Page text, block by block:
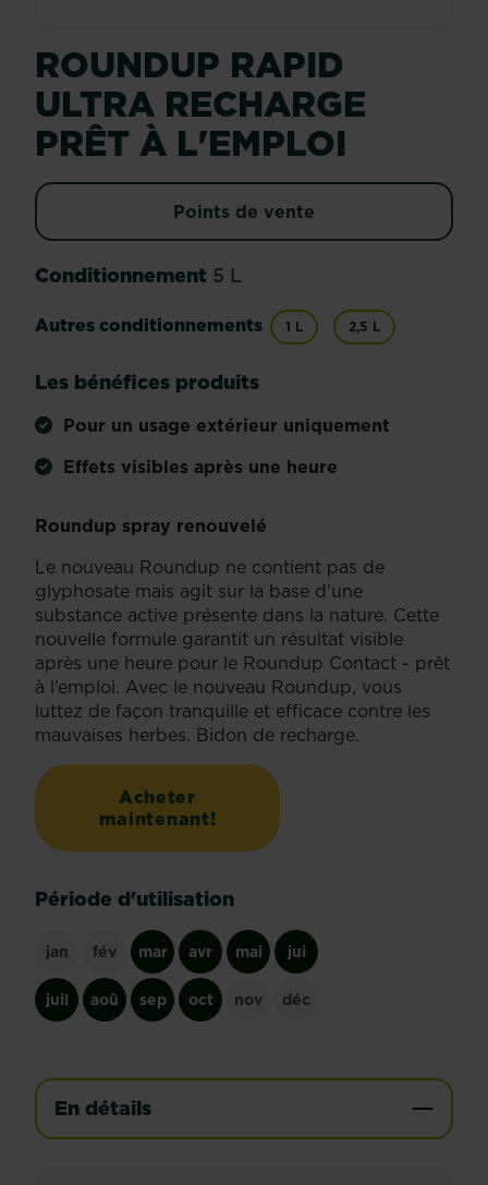
ROUNDUP RAPID
ULTRA RECHARGE
PRÊT À L'EMPLOI
Points de vente
Conditionnement 5 L
Autres conditionnements 1 L 2,5 L
Les bénéfices produits
Pour un usage extérieur uniquement
Effets visibles après une heure
Roundup spray renouvelé
Le nouveau Roundup ne contient pas de
glyphosate mais agit sur la base d'une
substance active présente dans la nature. Cette
nouvelle formule garantit un résultat visible
après une heure pour le Roundup Contact - prêt
à l’emploi. Avec le nouveau Roundup, vous
luttez de façon tranquille et efficace contre les
mauvaises herbes. Bidon de recharge.
Acheter
maintenant!
Période d'utilisation
jan fév mar avr mai jui
juil aoû sep oct nov déc
En détails